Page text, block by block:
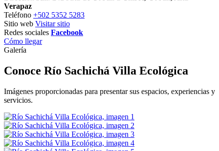
Verapaz
Teléfono +502 5352 5283
Sitio web Visitar sitio
Redes sociales Facebook
Cómo llegar
Galería
Conoce Río Sachichá Villa Ecológica
Imágenes proporcionadas para presentar sus espacios, experiencias y
servicios.